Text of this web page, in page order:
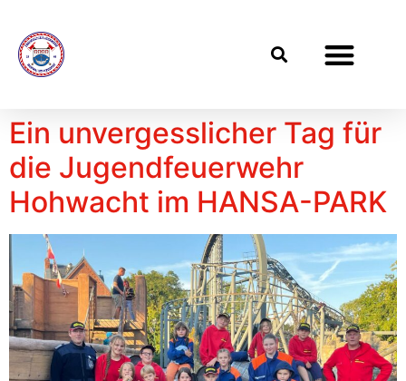
Ein unvergesslicher Tag für
die Jugendfeuerwehr
Hohwacht im HANSA-PARK